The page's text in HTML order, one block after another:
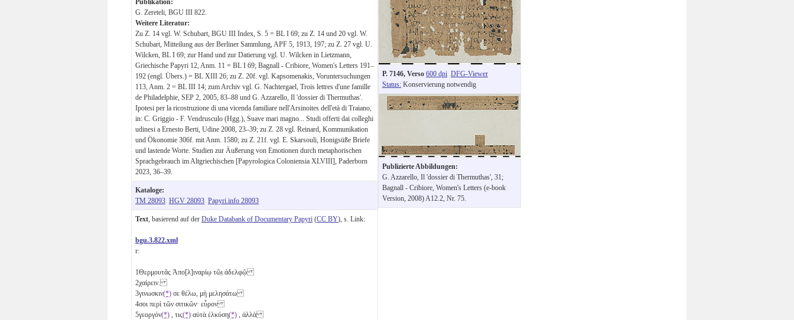
G. Zereteli, BGU III 822.
Weitere Literatur:
Zu Z. 14 vgl. W. Schubart, BGU III Index, S. 5 = BL I 69; zu Z. 14 und 20 vgl. W.
Schubart, Mitteilung aus der Berliner Sammlung, APF 5, 1913, 197; zu Z. 27 vgl. U.
Wilcken, BL I 69; zur Hand und zur Datierung vgl. U. Wilcken in Lietzmann,
Griechische Papyri 12, Anm. 11 = BL I 69; Bagnall - Cribiore, Women's Letters 191–
192 (engl. Übers.) = BL XIII 26; zu Z. 20f. vgl. Kapsomenakis, Voruntersuchungen
113, Anm. 2 = BL III 14; zum Archiv vgl. G. Nachtergael, Trois lettres d'une famille
de Philadelphie, SEP 2, 2005, 83–88 und G. Azzarello, Il 'dossier di Thermuthas'.
Ipotesi per la ricostruzione di una vicenda familiare nell'Arsinoites dell'età di Traiano,
in: C. Griggio - F. Vendrusculo (Hgg.), Suave mari magno... Studi offerti dai colleghi
udinesi a Ernesto Berti, Udine 2008, 23–39; zu Z. 28 vgl. Reinard, Kommunikation
und Ökonomie 306f. mit Anm. 1580; zu Z. 21f. vgl. E. Skarsouli, Honigsüße Briefe
und lastende Worte. Studien zur Äußerung von Emotionen durch metaphorischen
Sprachgebrauch im Altgriechischen [Papyrologica Coloniensia XLVIII], Paderborn
2023, 36–39.
Kataloge:
TM 28093 HGV 28093 Papyri.info 28093
Text , basierend auf der Duke Databank of Documentary Papyri (CC BY), s. Link:
bgu.3.822.xml
r:
1Θερμ̣ουτᾶς Ἀπο[λ]ιναρίῳ τῶ̣ι ἀδελφῷ
2χαίρειν.
3γινωσκιν(*) σε θέλω, μὴ μελησάτω
4σοι περὶ τῶν σιτικῶν· εὗρον
5γεοργόν(*) , τις(*) αὐτὰ ἑλκύση(*) , ἀλλὰ
P. 7146, Verso 600 dpi DFG-Viewer
Status: Konservierung notwendig
Publizierte Abbildungen:
G. Azzarello, Il 'dossier di Thermuthas', 31;
Bagnall - Cribiore, Women's Letters (e-book
Version, 2008) A12.2, Nr. 75.